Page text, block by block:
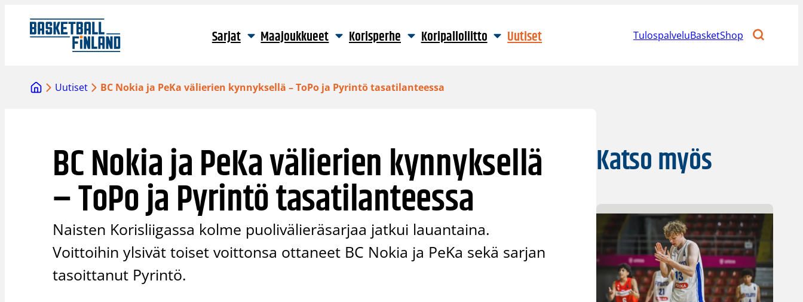
sisältöön
Sarjat Maajoukkueet Korisperhe Koripalloliitto Uutiset TulospalveluBasketShop
Uutiset BC Nokia ja PeKa välierien kynnyksellä – ToPo ja Pyrintö tasatilanteessa
BC Nokia ja PeKa välierien kynnyksellä
– ToPo ja Pyrintö tasatilanteessa
Naisten Korisliigassa kolme puolivälieräsarjaa jatkui lauantaina.
Voittoihin ylsivät toiset voittonsa ottaneet BC Nokia ja PeKa sekä sarjan
tasoittanut Pyrintö.
Katso myös